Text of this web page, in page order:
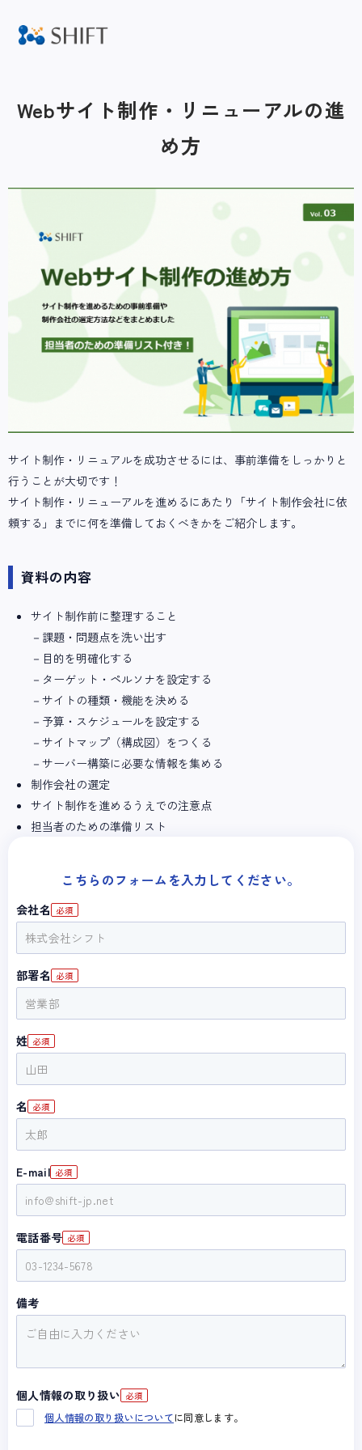
Webサイト制作・リニューアルの進
め方
サイト制作・リニュアルを成功させるには、事前準備をしっかりと
行うことが大切です！
サイト制作・リニューアルを進めるにあたり「サイト制作会社に依
頼する」までに何を準備しておくべきかをご紹介します。
資料の内容
サイト制作前に整理すること
－課題・問題点を洗い出す
－目的を明確化する
－ターゲット・ペルソナを設定する
－サイトの種類・機能を決める
－予算・スケジュールを設定する
－サイトマップ（構成図）をつくる
－サーバー構築に必要な情報を集める
制作会社の選定
サイト制作を進めるうえでの注意点
担当者のための準備リスト
こちらのフォームを入力してください。
会社名
部署名
姓
名
E-mail
電話番号
備考
個人情報の取り扱い
個人情報の取り扱いについてに同意します。